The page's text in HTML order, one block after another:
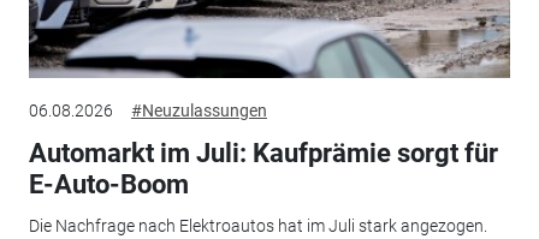
06.08.2026 #Neuzulassungen
Automarkt im Juli: Kaufprämie sorgt für
E-Auto-Boom
Die Nachfrage nach Elektroautos hat im Juli stark angezogen.